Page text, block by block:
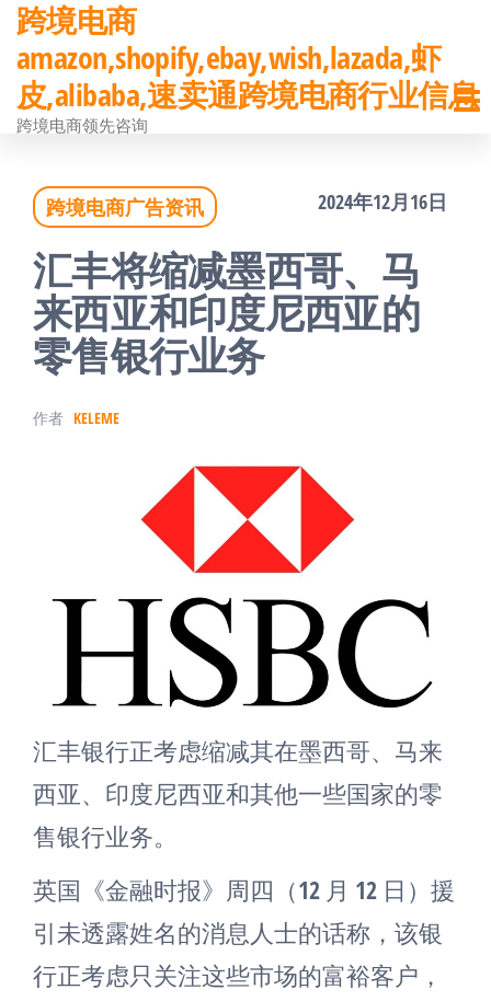
前
往
内
跨境电商
amazon,shopify,ebay,wish,lazada,虾
皮,alibaba,速卖通跨境电商行业信息
跨境电商领先咨询
跨境电商广告资讯 2024年12月16日
汇丰将缩减墨西哥、马
来西亚和印度尼西亚的
零售银行业务
作者 KELEME
汇丰银行正考虑缩减其在墨西哥、马来
西亚、印度尼西亚和其他一些国家的零
售银行业务。
英国《金融时报》周四（12 月 12 日）援
引未透露姓名的消息人士的话称，该银
行正考虑只关注这些市场的富裕客户，